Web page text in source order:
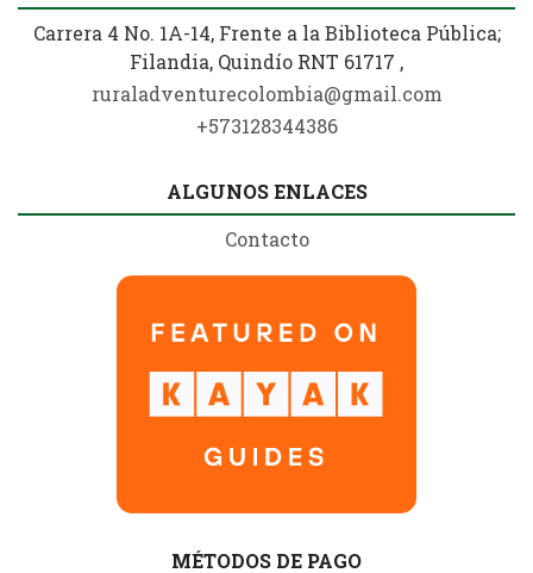
Carrera 4 No. 1A-14, Frente a la Biblioteca Pública;
Filandia, Quindío RNT 61717 ,
ruraladventurecolombia@gmail.com
+573128344386
ALGUNOS ENLACES
Contacto
MÉTODOS DE PAGO